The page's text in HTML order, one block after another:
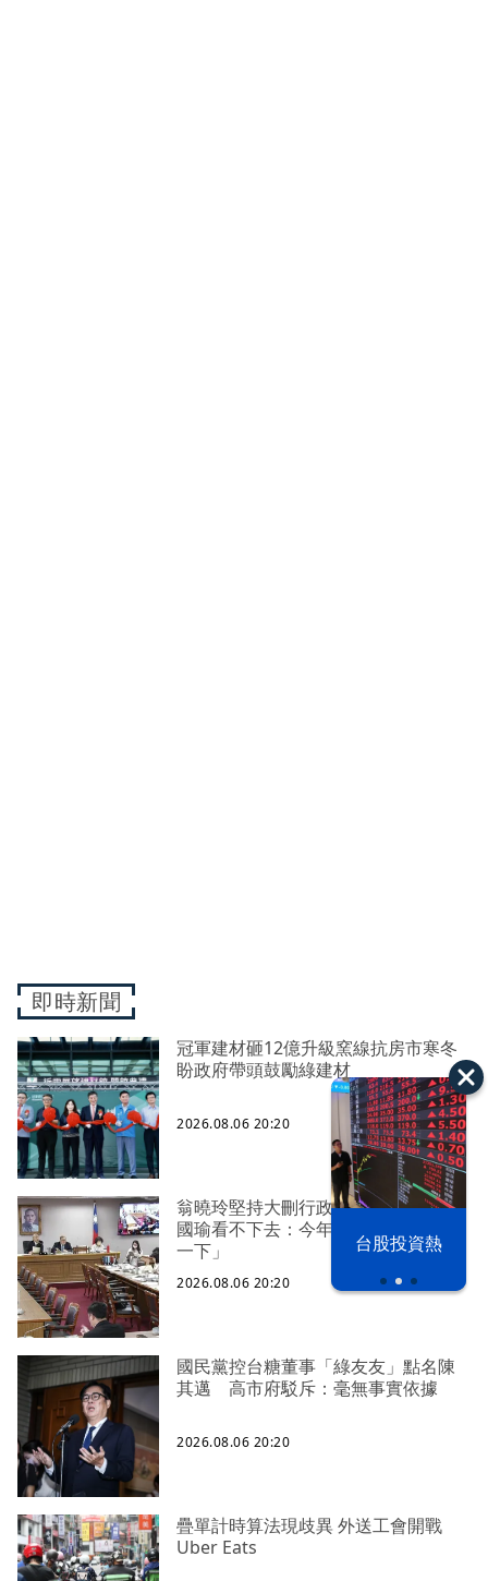
以色列 穹頂
台股投資熱
即時新聞
冠軍建材砸12億升級窯線抗房市寒冬
盼政府帶頭鼓勵綠建材
2026.08.06 20:20
翁曉玲堅持大刪行政院今年預算 韓
國瑜看不下去：今年剩4個月「你思考
一下」
2026.08.06 20:20
國民黨控台糖董事「綠友友」點名陳
其邁 高市府駁斥：毫無事實依據
2026.08.06 20:20
疊單計時算法現歧異 外送工會開戰
Uber Eats